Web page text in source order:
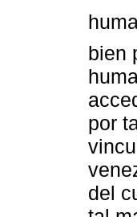
bien
por
del